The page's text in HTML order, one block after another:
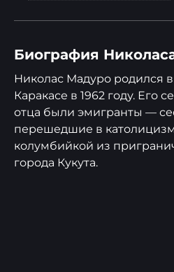
Биография
Николас Мадуро родился
Каракасе в 1962 году. Его
отца были эмигранты —
перешедшие в
колумбийкой из
города Кукута.